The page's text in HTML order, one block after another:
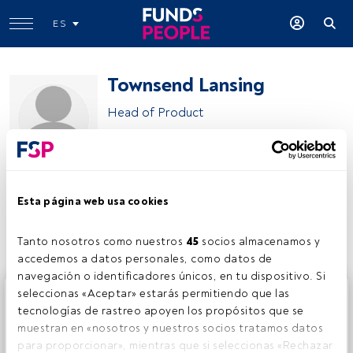
Esta página web usa cookies
Tanto nosotros como nuestros 45 socios almacenamos y
accedemos a datos personales, como datos de
navegación o identificadores únicos, en tu dispositivo. Si
seleccionas «Aceptar» estarás permitiendo que las
tecnologías de rastreo apoyen los propósitos que se
muestran en «nosotros y nuestros socios tratamos datos
para proporcionar», mientras que si seleccionas «Rechazar
ES
Townsend Lansing
Head of Product
Compartir:
Este es un artículo exclusivo para los usuarios registrados
de FundsPeople. Si ya estás registrado, accede desde el
botón Login. Si aún no tienes cuenta, te invitamos a
registrarte y disfrutar de todo el universo que ofrece